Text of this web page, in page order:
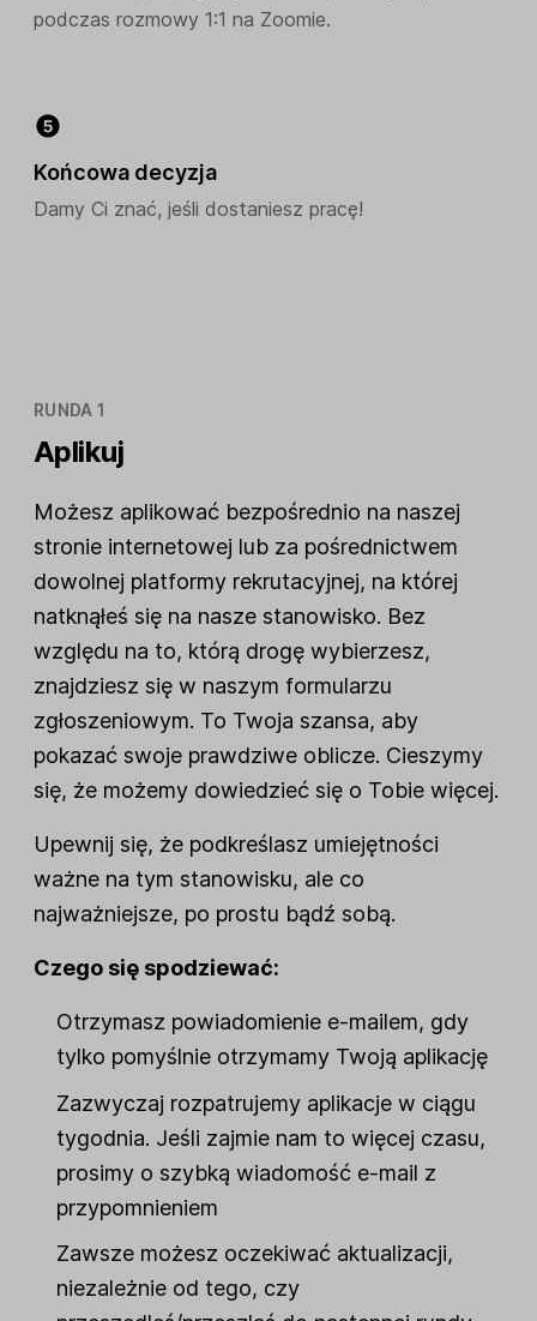
podczas rozmowy 1:1 na Zoomie.
Końcowa decyzja
Damy Ci znać, jeśli dostaniesz pracę!
RUNDA 1
Aplikuj
Możesz aplikować bezpośrednio na naszej
stronie internetowej lub za pośrednictwem
dowolnej platformy rekrutacyjnej, na której
natknąłeś się na nasze stanowisko. Bez
względu na to, którą drogę wybierzesz,
znajdziesz się w naszym formularzu
zgłoszeniowym. To Twoja szansa, aby
pokazać swoje prawdziwe oblicze. Cieszymy
się, że możemy dowiedzieć się o Tobie więcej.
Upewnij się, że podkreślasz umiejętności
ważne na tym stanowisku, ale co
najważniejsze, po prostu bądź sobą.
Czego się spodziewać:
Otrzymasz powiadomienie e-mailem, gdy
tylko pomyślnie otrzymamy Twoją aplikację
Zazwyczaj rozpatrujemy aplikacje w ciągu
tygodnia. Jeśli zajmie nam to więcej czasu,
prosimy o szybką wiadomość e-mail z
przypomnieniem
Zawsze możesz oczekiwać aktualizacji,
niezależnie od tego, czy